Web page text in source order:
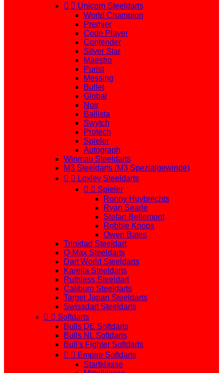
  Unicorn Steeldarts
World Champion
Premier
Code Player
Contender
Silver Star
Maestro
Purist
Messing
Bullet
Global
Noir
Ballista
Swytch
Protech
Spieler
Autograph
Winmau Steeldarts
M3 Steeldarts (M3 Spezialgewinde)
  Loxley Steeldarts
  Spieler
Ronny Huybrechts
Ryan Searle
Stefan Bellemont
Robbie Knops
Owen Bates
Trinidad Steeldart
Q-Max Steeldarts
Dart World Steeldarts
Karella Steeldarts
Ruthless Steeldart
Caliburn Steeldarts
Target Japan Steeldarts
Swissdart Steeldarts
  Softdarts
Bulls DE Softdarts
Bulls NL Softdarts
Bull's Fighter Softdarts
  Empire Softdarts
Startklasse